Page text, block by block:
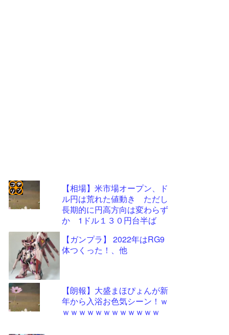
【相場】米市場オープン、ド
ル円は荒れた値動き ただし
長期的に円高方向は変わらず
か 1ドル１３０円台半ば
【ガンプラ】 2022年はRG9
体つくった！、他
【朗報】大盛まほぴょんが新
年から入浴お色気シーン！ｗ
ｗｗｗｗｗｗｗｗｗｗｗｗ
コテ
- 固
ンク
自動
更新
ツー